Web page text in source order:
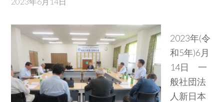
2023年(令
和5年)6月
14日 一
般社団法
人新日本